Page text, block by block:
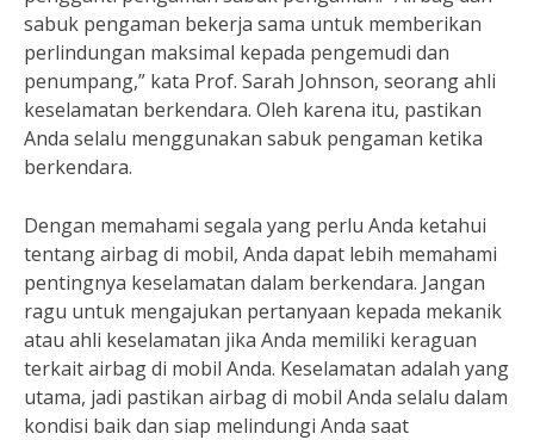
sabuk pengaman bekerja sama untuk memberikan
perlindungan maksimal kepada pengemudi dan
penumpang,” kata Prof. Sarah Johnson, seorang ahli
keselamatan berkendara. Oleh karena itu, pastikan
Anda selalu menggunakan sabuk pengaman ketika
berkendara.
Dengan memahami segala yang perlu Anda ketahui
tentang airbag di mobil, Anda dapat lebih memahami
pentingnya keselamatan dalam berkendara. Jangan
ragu untuk mengajukan pertanyaan kepada mekanik
atau ahli keselamatan jika Anda memiliki keraguan
terkait airbag di mobil Anda. Keselamatan adalah yang
utama, jadi pastikan airbag di mobil Anda selalu dalam
kondisi baik dan siap melindungi Anda saat